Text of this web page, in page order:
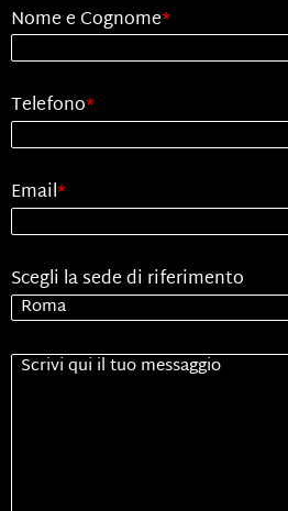
Nome e Cognome*
Telefono*
Email*
Scegli la sede di riferimento
Senza
Titolo